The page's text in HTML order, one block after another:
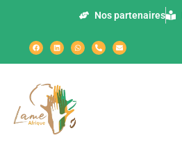
Nos partenaires